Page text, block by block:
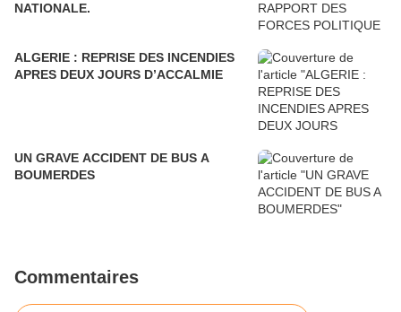
NATIONALE.
ALGERIE : REPRISE DES INCENDIES
APRES DEUX JOURS D’ACCALMIE
UN GRAVE ACCIDENT DE BUS A
BOUMERDES
Commentaires